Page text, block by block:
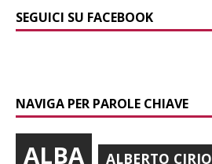
SEGUICI SU FACEBOOK
NAVIGA PER PAROLE CHIAVE
ALBA ALBERTO CIRIO